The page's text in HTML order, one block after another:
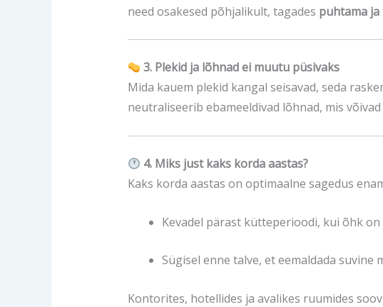
need osakesed põhjalikult, tagades puhtama
3. Plekid ja lõhnad ei muutu püsivaks
Mida kauem plekid kangal seisavad, seda
neutraliseerib ebameeldivad lõhnad, mis
4. Miks just kaks korda aastas?
Kaks korda aastas on optimaalne sagedus
Kevadel pärast kütteperioodi, kui õhk
Sügisel enne talve, et eemaldada
Kontorites, hotellides ja avalikes ruumides